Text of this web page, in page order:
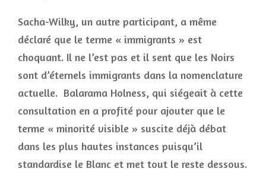
Sacha-Wilky, un autre participant, a même
déclaré que le terme « immigrants » est
choquant. Il ne l’est pas et il sent que les Noirs
sont d’éternels immigrants dans la nomenclature
actuelle. Balarama Holness, qui siégeait à cette
consultation en a profité pour ajouter que le
terme « minorité visible » suscite déjà débat
dans les plus hautes instances puisqu’il
standardise le Blanc et met tout le reste dessous.